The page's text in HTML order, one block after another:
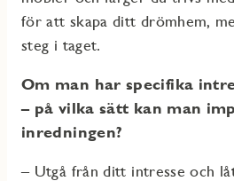
för att skapa ditt drömhem,
steg i taget.
Om man har specifika
– på vilka sätt kan man
inredningen?
– Utgå från ditt intresse och